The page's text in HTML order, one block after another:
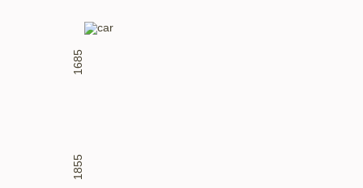
1855
1685